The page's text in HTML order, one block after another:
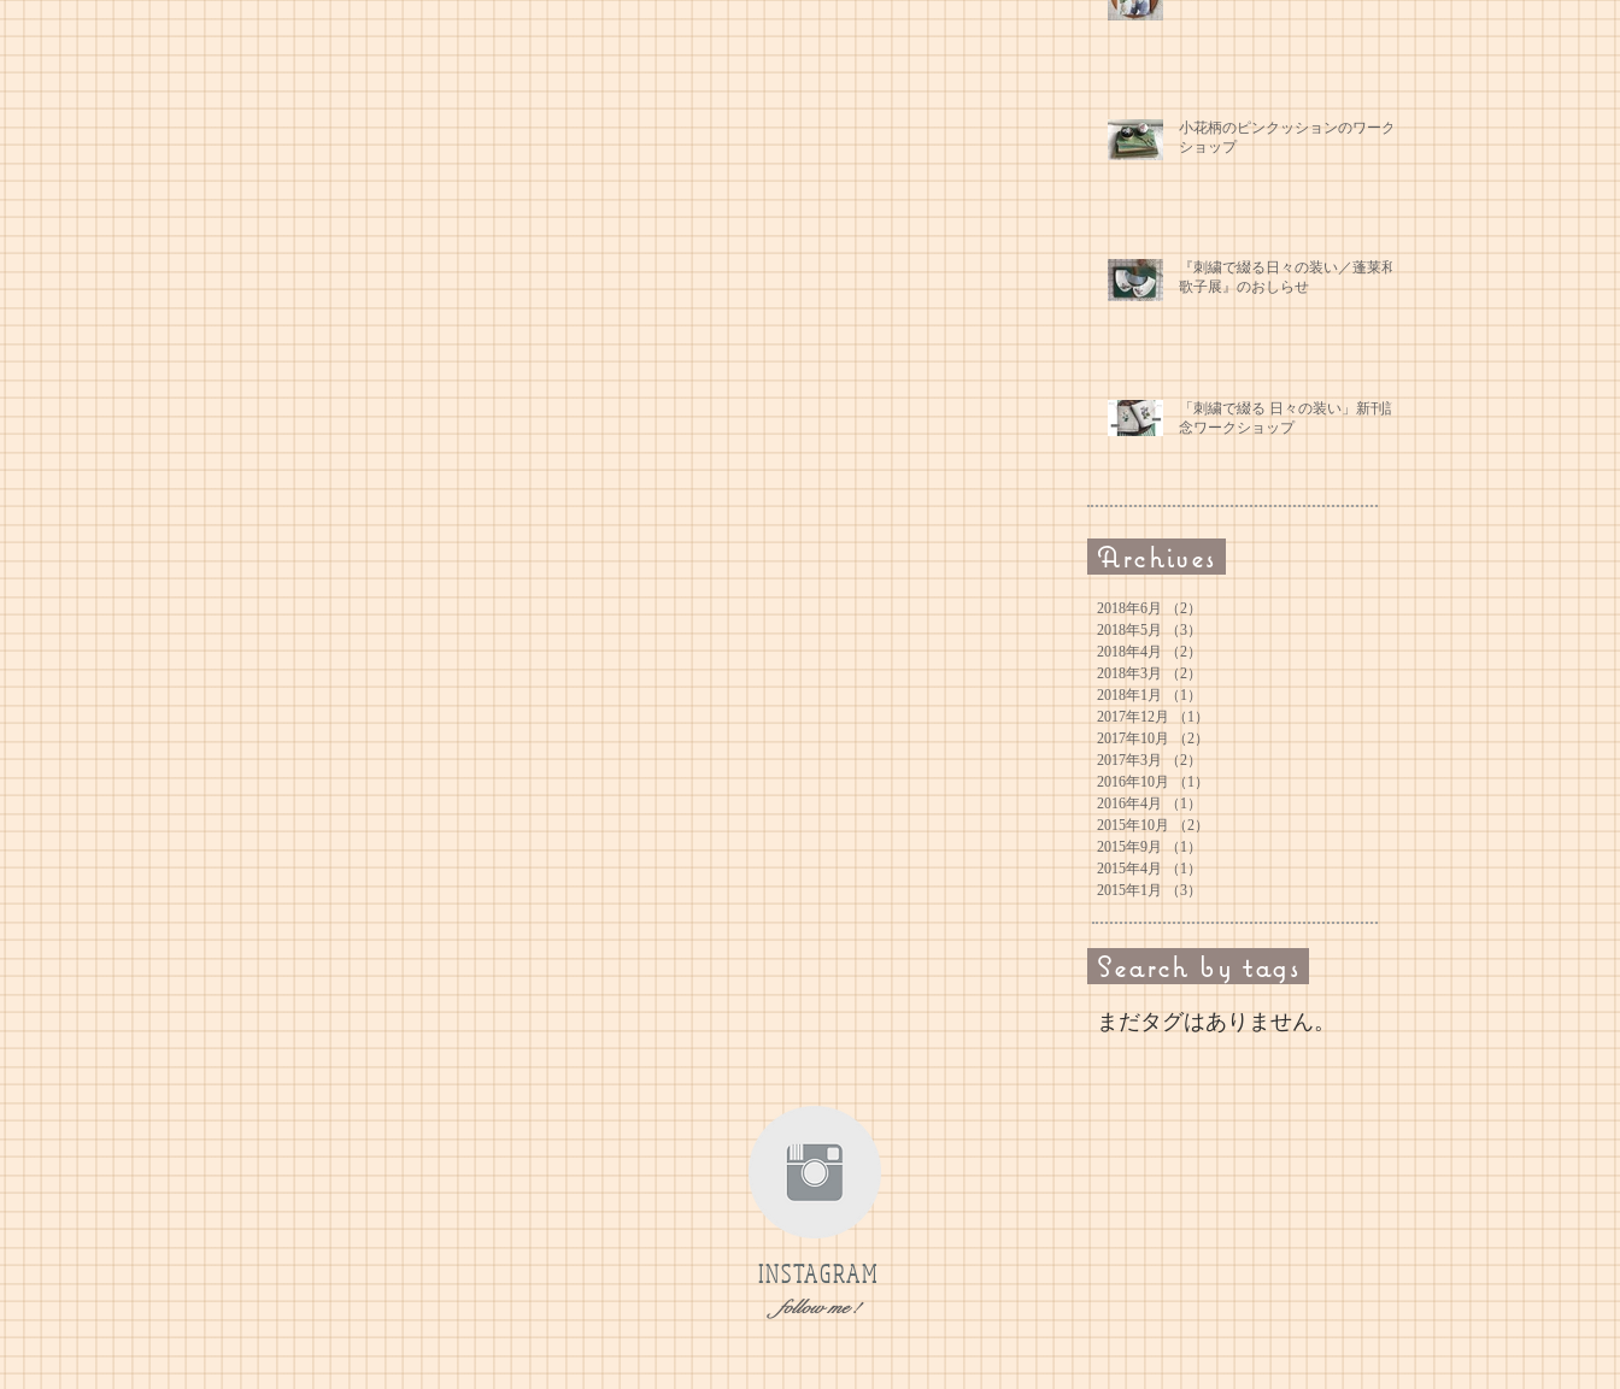
小花柄のピンクッションのワーク
ショップ
『刺繍で綴る日々の装い／蓬莱和
歌子展』のおしらせ
「刺繍で綴る 日々の装い」新刊記
念ワークショップ
Archives
2018年6月 （2）
2018年5月 （3）3件の記事
2018年4月 （2）2件の記事
2018年3月 （2）2件の記事
2018年1月
（1）
2017年12月
（1）
2017年10月 （2）2件の記事
2017年3月 （2）2件の記事
2016年10月 （1）1件の記事
2016年4月
（1）
2015年10月
（2）
2015年9月 （1）1件の記事
2015年4月 （1）1件の記事
2015年1月 （3）3件の記事
Search by tags
まだタグはありません。
INSTAGRAM
follow me !